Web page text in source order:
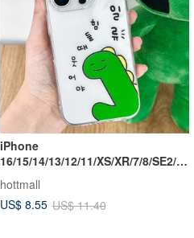
iPhone
16/15/14/13/12/11/XS/XR/7/8/SE2/S
E3 恐竜透明携帯ケース
hottmall
US$ 8.55 US$ 11.40